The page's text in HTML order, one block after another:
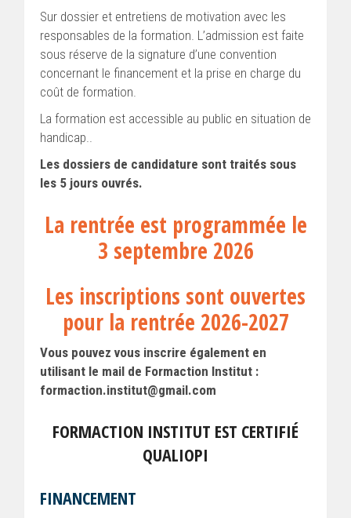
Sur dossier et entretiens de motivation avec les
responsables de la formation. L’admission est faite
sous réserve de la signature d’une convention
concernant le financement et la prise en charge du
coût de formation.
La formation est accessible au public en situation de
handicap..
Les dossiers de candidature sont traités sous
les 5 jours ouvrés.
La rentrée est programmée le
3 septembre 2026
Les inscriptions sont ouvertes
pour la rentrée 2026-2027
Vous pouvez vous inscrire également en
utilisant le mail de Formaction Institut :
formaction.institut@gmail.com
FORMACTION INSTITUT EST CERTIFIÉ
QUALIOPI
FINANCEMENT